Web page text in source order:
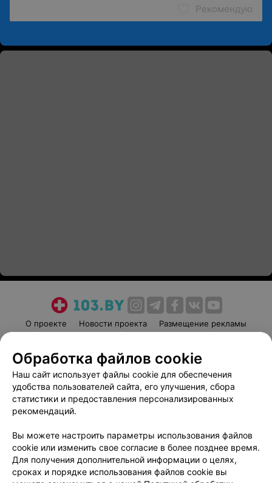
Рекомендую
О проекте Новости проекта
Размещение рекламы
Пользовательское соглашение
Способы оплаты
Вакансии
Партнеры
Написать руководителю 103.by
Обработка персональных данных
Обработка файлов cookie
Наш сайт использует файлы cookie для обеспечения
удобства пользователей сайта, его улучшения, сбора
статистики и предоставления персонализированных
рекомендаций.
Вы можете настроить параметры использования файлов
cookie или изменить свое согласие в более позднее время.
Для получения дополнительной информации о целях,
сроках и порядке использования файлов cookie вы